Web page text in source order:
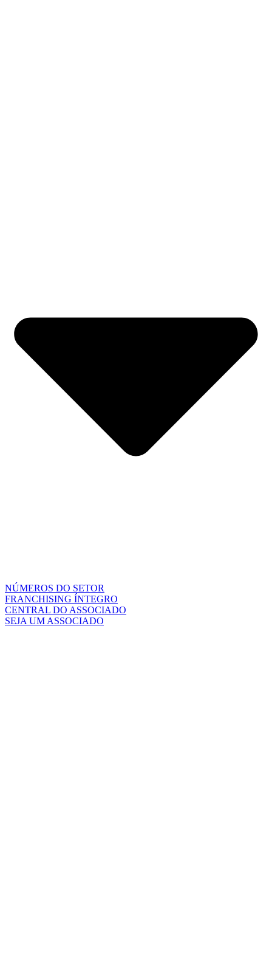
NÚMEROS DO SETOR
FRANCHISING ÍNTEGRO
CENTRAL DO ASSOCIADO
SEJA UM ASSOCIADO